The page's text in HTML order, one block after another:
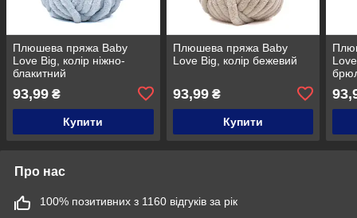
Плюшева пряжа Baby
Love Big, колір ніжно-
блакитний
93,99 ₴
Купити
Плюшева пряжа Baby
Love Big, колір бежевий
93,99₴
Купити
Про нас
100% позитивних з 1160 відгуків за рік